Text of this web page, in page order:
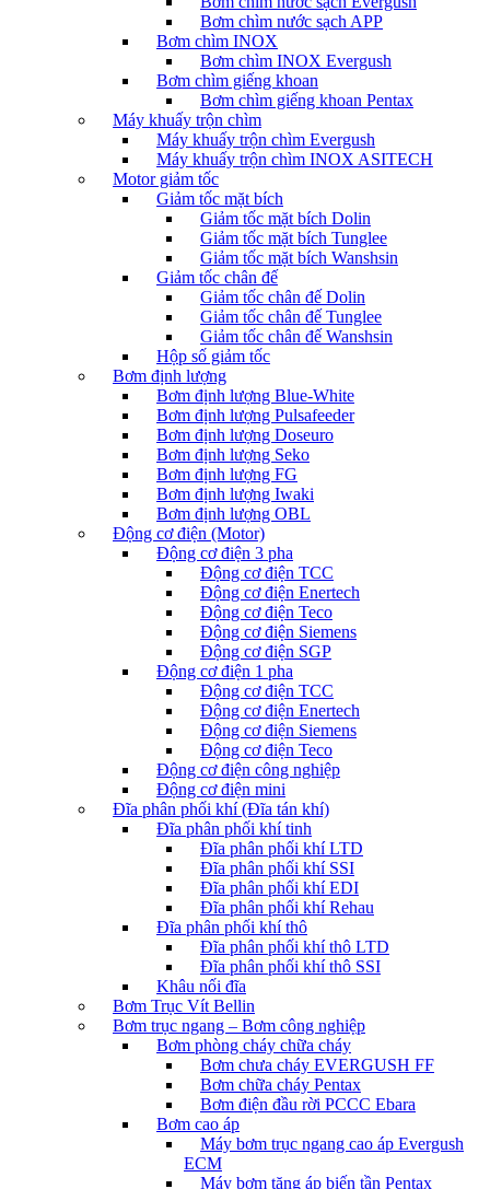
Bơm chìm nước sạch APP
Bơm chìm INOX
Bơm chìm INOX Evergush
Bơm chìm giếng khoan
Bơm chìm giếng khoan Pentax
Máy khuấy trộn chìm
Máy khuấy trộn chìm Evergush
Máy khuấy trộn chìm INOX ASITECH
Motor giảm tốc
Giảm tốc mặt bích
Giảm tốc mặt bích Dolin
Giảm tốc mặt bích Tunglee
Giảm tốc mặt bích Wanshsin
Giảm tốc chân đế
Giảm tốc chân đế Dolin
Giảm tốc chân đế Tunglee
Giảm tốc chân đế Wanshsin
Hộp số giảm tốc
Bơm định lượng
Bơm định lượng Blue-White
Bơm định lượng Pulsafeeder
Bơm định lượng Doseuro
Bơm định lượng Seko
Bơm định lượng FG
Bơm định lượng Iwaki
Bơm định lượng OBL
Động cơ điện (Motor)
Động cơ điện 3 pha
Động cơ điện TCC
Động cơ điện Enertech
Động cơ điện Teco
Động cơ điện Siemens
Động cơ điện SGP
Động cơ điện 1 pha
Động cơ điện TCC
Động cơ điện Enertech
Động cơ điện Siemens
Động cơ điện Teco
Động cơ điện công nghiệp
Động cơ điện mini
Đĩa phân phối khí (Đĩa tán khí)
Đĩa phân phối khí tinh
Đĩa phân phối khí LTD
Đĩa phân phối khí SSI
Đĩa phân phối khí EDI
Đĩa phân phối khí Rehau
Đĩa phân phối khí thô
Đĩa phân phối khí thô LTD
Đĩa phân phối khí thô SSI
Khâu nối đĩa
Bơm Trục Vít Bellin
Bơm trục ngang – Bơm công nghiệp
Bơm phòng cháy chữa cháy
Bơm chưa cháy EVERGUSH FF
Bơm chữa cháy Pentax
Bơm điện đầu rời PCCC Ebara
Bơm cao áp
Máy bơm trục ngang cao áp Evergush
ECM
Máy bơm tăng áp biến tần Pentax